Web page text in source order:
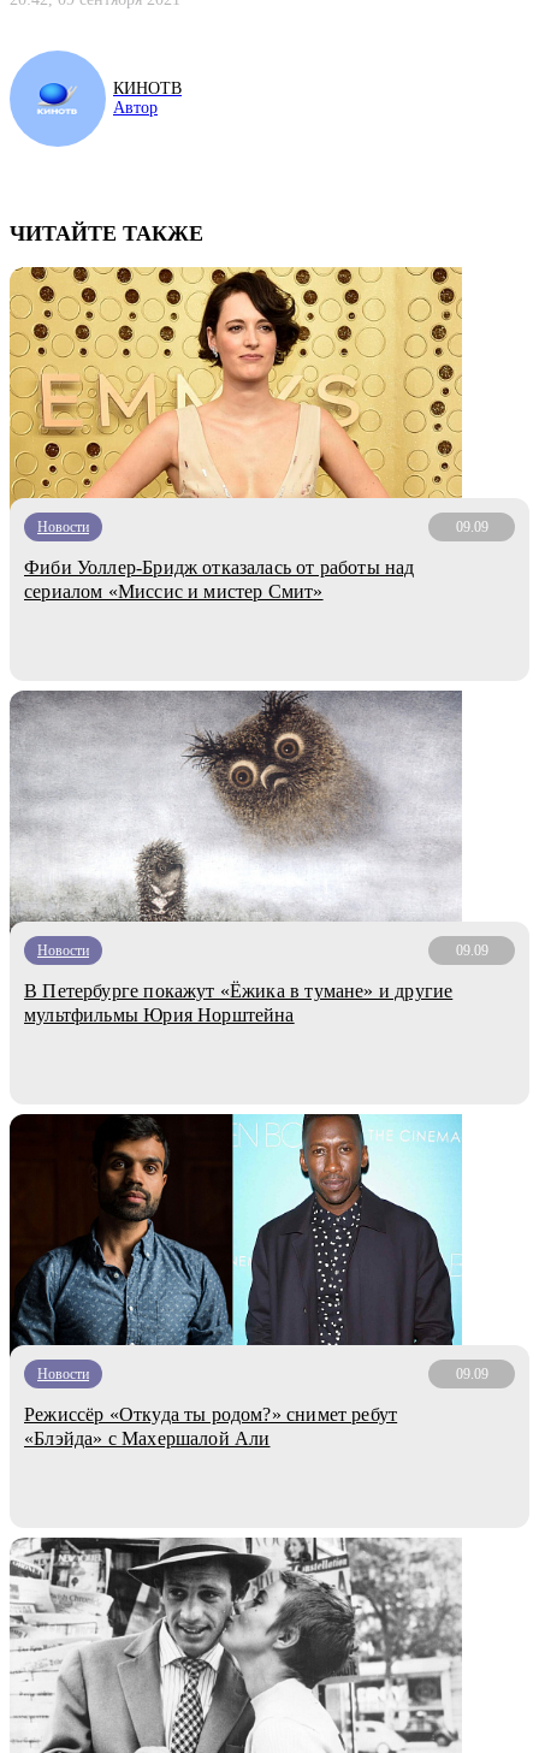
КИНОТВ
Автор
ЧИТАЙТЕ ТАКЖЕ
Новости 09.09
Фиби Уоллер-Бридж отказалась от работы над
сериалом «Миссис и мистер Смит»
Новости 09.09
В Петербурге покажут «Ёжика в тумане» и другие
мультфильмы Юрия Норштейна
Новости 09.09
Режиссёр «Откуда ты родом?» снимет ребут
«Блэйда» с Махершалой Али